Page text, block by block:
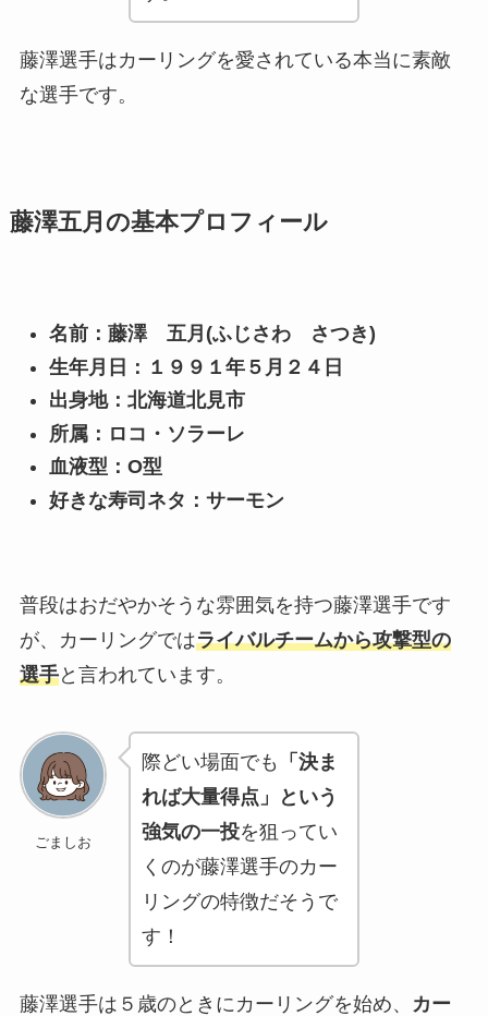
藤澤選手はカーリングを愛されている本当に素敵
な選手です。
藤澤五月の基本プロフィール
名前：藤澤 五月(ふじさわ さつき)
生年月日：１９９１年５月２４日
出身地：北海道北見市
所属：ロコ・ソラーレ
血液型：О型
好きな寿司ネタ：サーモン
普段はおだやかそうな雰囲気を持つ藤澤選手です
が、カーリングではライバルチームから攻撃型の
選手と言われています。
ごましお
際どい場面でも
「決ま
れば大量得点」という
強気の一投を狙ってい
くのが藤澤選手のカー
リングの特徴だそうで
す！
藤澤選手は５歳のときにカーリングを始め、
カー